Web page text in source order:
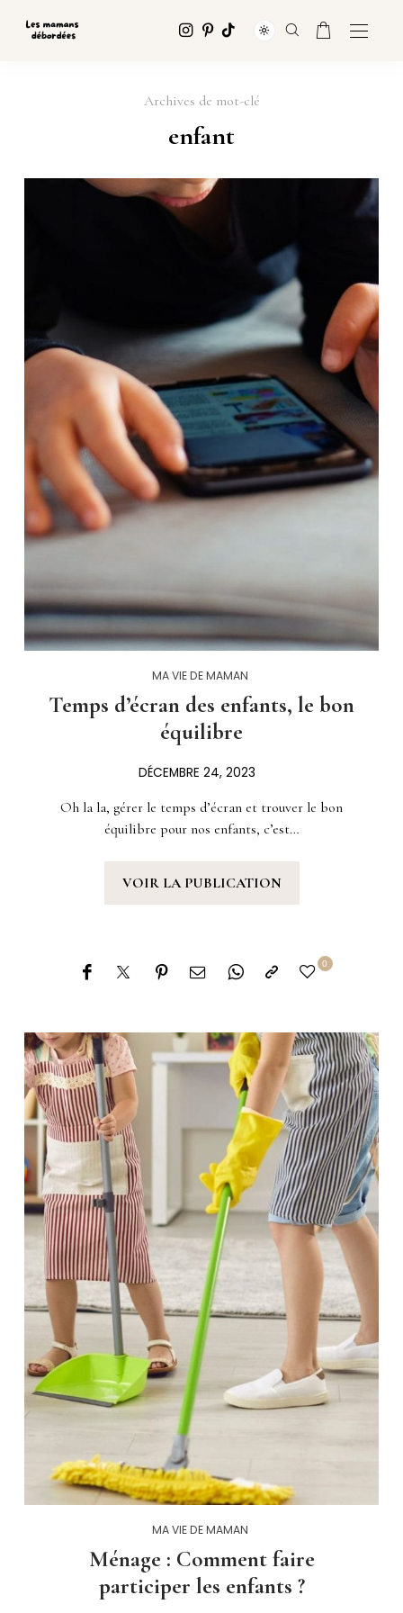
Archives de mot-clé
enfant
MA VIE DE MAMAN
Temps d’écran des enfants, le bon
équilibre
DÉCEMBRE 24, 2023
Oh la la, gérer le temps d’écran et trouver le bon
équilibre pour nos enfants, c’est…
VOIR LA PUBLICATION
0
MA VIE DE MAMAN
Ménage : Comment faire
participer les enfants ?